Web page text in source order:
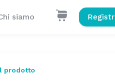
siamo
prodotto